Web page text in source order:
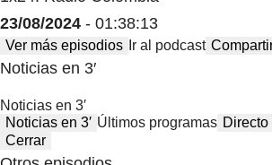
23/08/2024 - 01:38:13
Ver más episodios Ir al podcast
Noticias en 3′
Noticias en 3′
Noticias en 3′ Últimos programas Directo
Cerrar